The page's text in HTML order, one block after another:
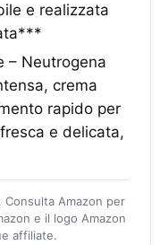
e realizzata
– Neutrogena
crema
rapido per
e delicata,
Consulta Amazon per
e il logo Amazon
affiliate.